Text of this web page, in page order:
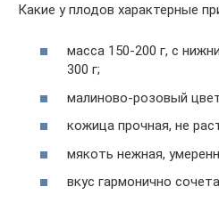
Какие у плодов характерные
масса 150-200 г, с
300 г;
малиново-розовый
кожица прочная, не
мякоть нежная,
вкус гармонично